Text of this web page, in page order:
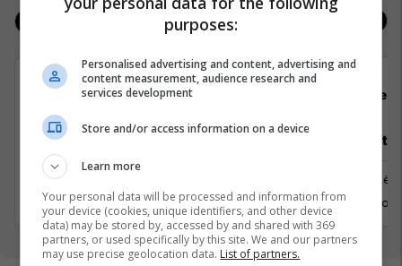
Padel Zone
Recepsionist/e
Prishtine
31 Gusht 2026
Architect
Prishtinë
6 Shtator
purposes:
Personalised advertising and content, advertising and
content measurement, audience research and
services development
Store and/or access information on a device
Learn more
Your personal data will be processed and information from
your device (cookies, unique identifiers, and other device
data) may be stored by, accessed by and shared with 369
partners, or used specifically by this site. We and our partners
may use precise geolocation data. List of partners.